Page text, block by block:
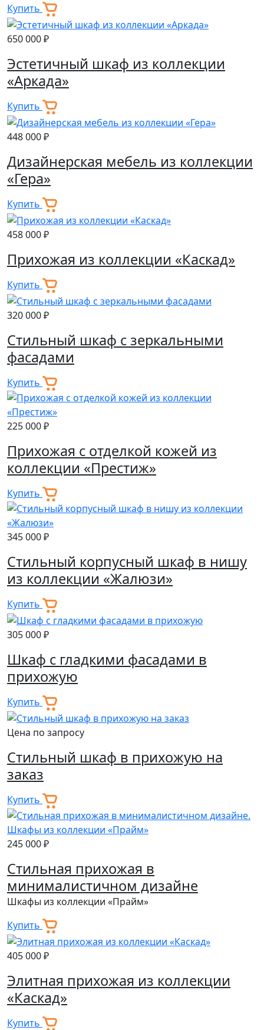
Купить
650 000 ₽
Эстетичный шкаф из коллекции
«Аркада»
Купить
448 000 ₽
Дизайнерская мебель из коллекции
«Гера»
Купить
458 000 ₽
Прихожая из коллекции «Каскад»
Купить
320 000 ₽
Стильный шкаф с зеркальными
фасадами
Купить
225 000 ₽
Прихожая с отделкой кожей из
коллекции «Престиж»
Купить
345 000 ₽
Стильный корпусный шкаф в нишу
из коллекции «Жалюзи»
Купить
305 000 ₽
Шкаф с гладкими фасадами в
прихожую
Купить
Цена по запросу
Стильный шкаф в прихожую на
заказ
Купить
245 000 ₽
Стильная прихожая в
минималистичном дизайне
Шкафы из коллекции «Прайм»
Купить
405 000 ₽
Элитная прихожая из коллекции
«Каскад»
Купить